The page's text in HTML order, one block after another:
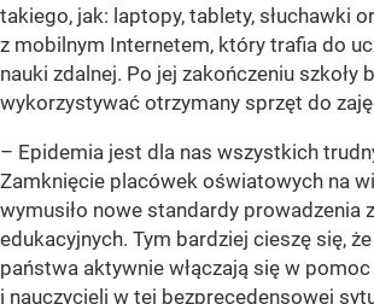
takiego, jak: laptopy, tablety, słuchawki
z mobilnym Internetem, który trafia do
nauki zdalnej. Po jej zakończeniu szkoły
wykorzystywać otrzymany sprzęt do
– Epidemia jest dla nas wszystkich
Zamknięcie placówek oświatowych na
wymusiło nowe standardy prowadzenia
edukacyjnych. Tym bardziej cieszę się,
państwa aktywnie włączają się w
i nauczycieli w tej bezprecedensowej